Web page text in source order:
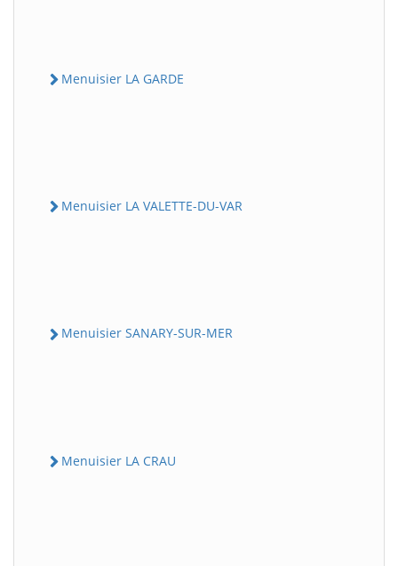
Menuisier LA GARDE
Menuisier LA VALETTE-DU-VAR
Menuisier SANARY-SUR-MER
Menuisier LA CRAU